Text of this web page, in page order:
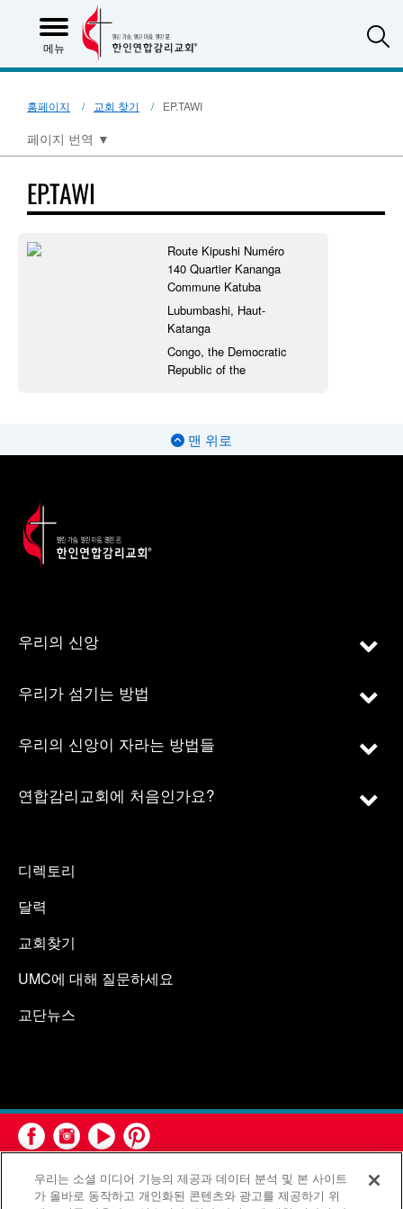
메뉴
홈페이지 교회 찾기 EP.TAWI
페이지 번역 ▼
EP.TAWI
Route Kipushi Numéro
140 Quartier Kananga
Commune Katuba
Lubumbashi, Haut-
Katanga
Congo, the Democratic
Republic of the
맨 위로
우리의 신앙
우리가 섬기는 방법
우리의 신앙이 자라는 방법들
연합감리교회에 처음인가요?
디렉토리
달력
교회찾기
UMC에 대해 질문하세요
교단뉴스
우리는 소셜 미디어 기능의 제공과 데이터 분석 및 본 사이트
가 올바로 동작하고 개인화된 콘텐츠와 광고를 제공하기 위